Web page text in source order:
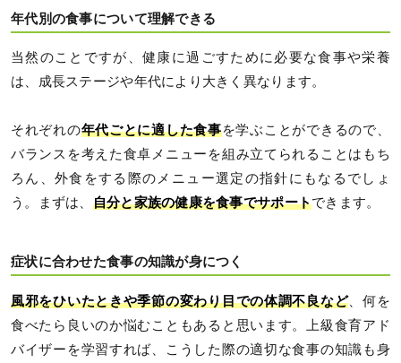
年代別の食事について理解できる
当然のことですが、健康に過ごすために必要な食事や栄養
は、成長ステージや年代により大きく異なります。
それぞれの年代ごとに適した食事を学ぶことができるので、
バランスを考えた食卓メニューを組み立てられることはもち
ろん、外食をする際のメニュー選定の指針にもなるでしょ
う。まずは、 自分と家族の健康を食事でサポートできます。
症状に合わせた食事の知識が身につく
風邪をひいたときや季節の変わり目での体調不良など、何を
食べたら良いのか悩むこともあると思います。上級食育アド
バイザーを学習すれば、こうした際の適切な食事の知識も身